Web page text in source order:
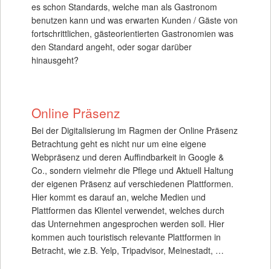
es schon Standards, welche man als Gastronom
benutzen kann und was erwarten Kunden / Gäste von
fortschrittlichen, gästeorientierten Gastronomien was
den Standard angeht, oder sogar darüber
hinausgeht?
Online Präsenz
Bei der Digitalisierung im Ragmen der Online Präsenz
Betrachtung geht es nicht nur um eine eigene
Webpräsenz und deren Auffindbarkeit in Google &
Co., sondern vielmehr die Pflege und Aktuell Haltung
der eigenen Präsenz auf verschiedenen Plattformen.
Hier kommt es darauf an, welche Medien und
Plattformen das Klientel verwendet, welches durch
das Unternehmen angesprochen werden soll. Hier
kommen auch touristisch relevante Plattformen in
Betracht, wie z.B. Yelp, Tripadvisor, Meinestadt, …